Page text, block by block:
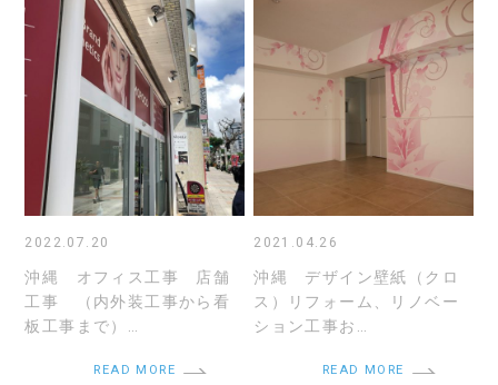
2022.07.20
沖縄 オフィス工事 店舗
工事 （内外装工事から看
板工事まで）…
READ MORE
2021.04.26
沖縄 デザイン壁紙（クロ
ス）リフォーム、リノベー
ション工事お…
READ MORE